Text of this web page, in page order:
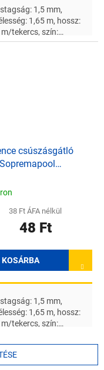
1,5 mm,
1,65 m, hossz:
tekercs, szín:
feltüntetett ár
csúszásgátló
38 Ft ÁFA nélkül
48 Ft
KOSÁRBA
1,5 mm,
1,65 m, hossz:
tekercs, szín:
ár 1 m 2 -re